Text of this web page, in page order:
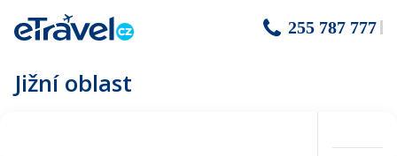
255 787 777
Jižní oblast